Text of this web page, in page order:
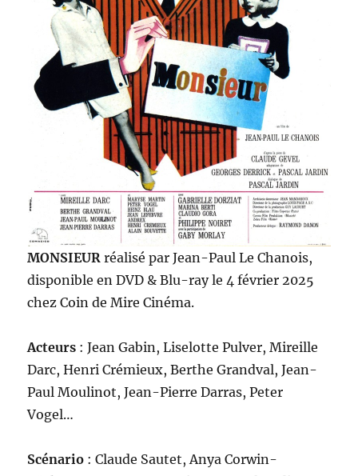
MONSIEURréalisé par Jean-Paul Le Chanois,
disponible en DVD & Blu-ray le 4 février 2025
chez Coin de Mire Cinéma.
Acteurs : Jean Gabin, Liselotte Pulver, Mireille
Darc, Henri Crémieux, Berthe Grandval, Jean-
Paul Moulinot, Jean-Pierre Darras, Peter
Vogel…
Scénario : Claude Sautet, Anya Corwin-